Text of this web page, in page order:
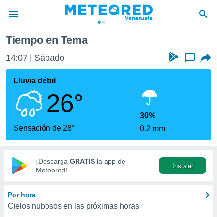
de
ha
para
que se
calidad.
a este
las
y
digital
basada
Tiempo en Tema
14:07 Sábado ...
Lluvia débil
26°
Sensación de 28°
30%
0.2 mm
¡Descarga GRATIS la app de
Meteored!
Instalar
Por hora
Cielos nubosos en las próximas horas